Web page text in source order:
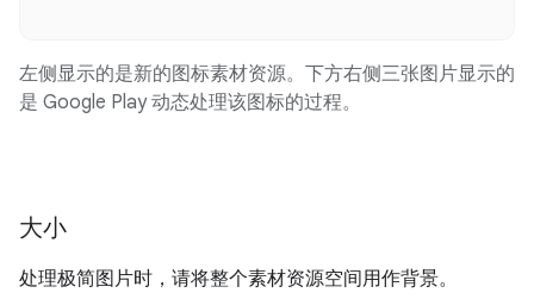
左侧显示的是新的图标素材资源。下方右侧三张图片显示的
是 Google Play 动态处理该图标的过程。
大小
处理极简图片时，请将整个素材资源空间用作背景。